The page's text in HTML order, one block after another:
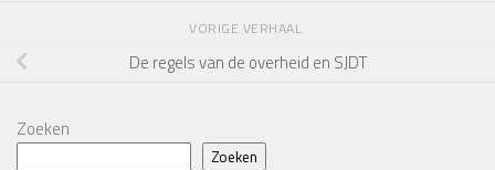
VORIGE VERHAAL
De regels van de overheid en SJDT
Zoeken
Zoeken